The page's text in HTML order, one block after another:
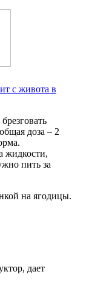
с живота в
доза – 2
жидкости,
пить за
на ягодицы.
дает